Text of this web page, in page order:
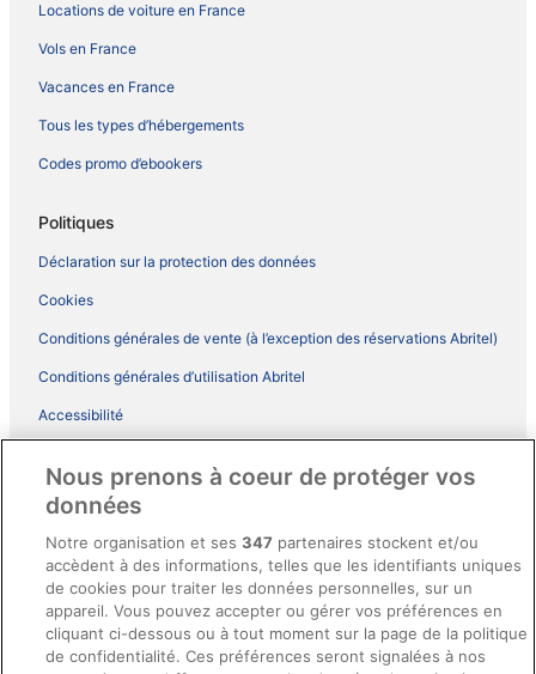
Locations de voiture en France
Vols en France
Vacances en France
Tous les types d’hébergements
Codes promo d’ebookers
Politiques
Déclaration sur la protection des données
Cookies
Conditions générales de vente (à l’exception des réservations Abritel)
Conditions générales d’utilisation Abritel
Accessibilité
Conditions générales du programme BONUS+ d’ebookers
Directives de contenu et signalement de contenus
Aide
Soutien
Nous prenons à coeur de protéger vos
données
Notre organisation et ses347 partenaires stockent et/ou
accèdent à des informations, telles que les identifiants uniques
de cookies pour traiter les données personnelles, sur un
appareil. Vous pouvez accepter ou gérer vos préférences en
cliquant ci-dessous ou à tout moment sur la page de la politique
de confidentialité. Ces préférences seront signalées à nos